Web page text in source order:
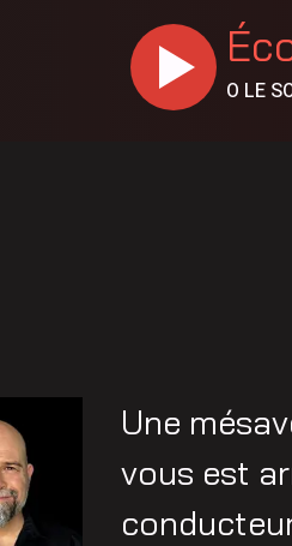
O LE
Une
vous est